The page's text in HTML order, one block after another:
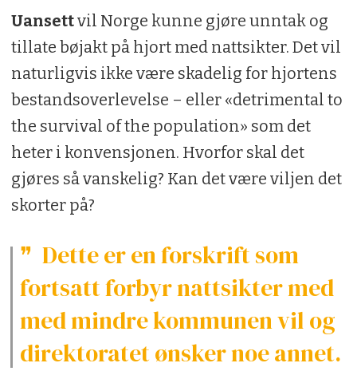
Uansettvil Norge kunne gjøre unntak og
tillate bøjakt på hjort med nattsikter. Det vil
naturligvis ikke være skadelig for hjortens
bestandsoverlevelse – eller «detrimental to
the survival of the population» som det
heter i konvensjonen. Hvorfor skal det
gjøres så vanskelig? Kan det være viljen det
skorter på?
Dette er en forskrift som
fortsatt forbyr nattsikter med
med mindre kommunen vil og
direktoratet ønsker noe annet.